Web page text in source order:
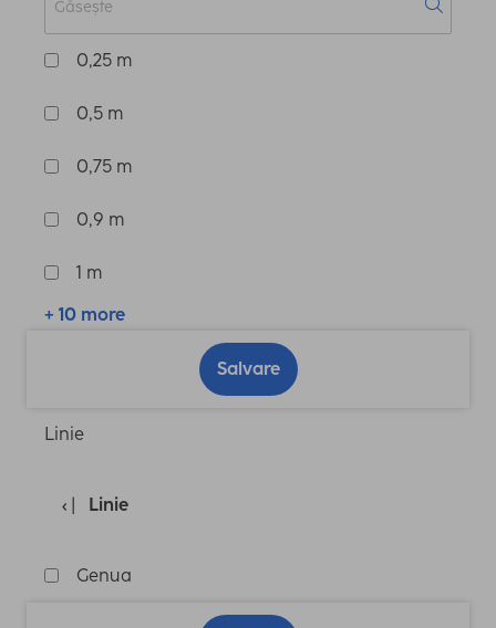
0,25 m
0,5 m
0,75 m
0,9 m
1 m
+ 10 more
Salvare
Linie
Linie
Genua